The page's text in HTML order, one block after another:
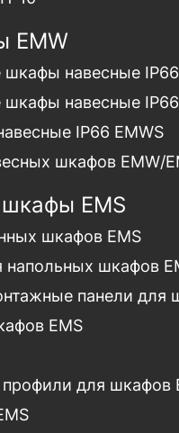
EMW
шкафы навесные
шкафы навесные
IP66 EMWS
шкафов EMW/
EMS
шкафов EMS
напольных шкафов
панели для
EMS
для шкафов